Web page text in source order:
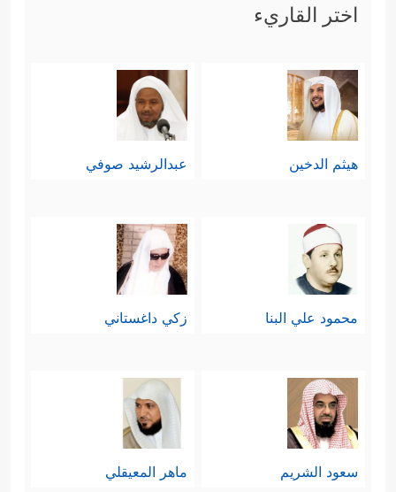
اختر القاريء
هيثم الدخين عبدالرشيد صوفي
محمود علي البنا زكي داغستاني
سعود الشريم ماهر المعيقلي